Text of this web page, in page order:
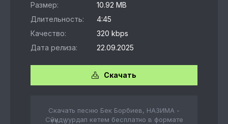
Размер:
10.92 MB
Длительность:
4:45
Качество:
320 kbps
Дата релиза:
22.09.2025
Скачать
Скачать песню Бек Борбиев, НАЗИМА -
Сүйүүңдү уурдап кетем бесплатно в формате